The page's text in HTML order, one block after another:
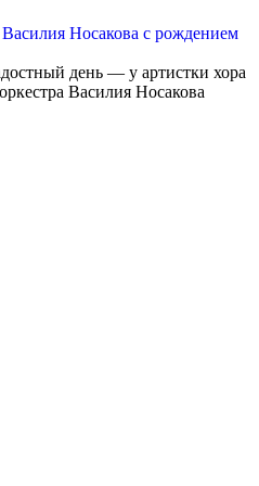
Носакова с рождением
день — у артистки хора
Василия Носакова